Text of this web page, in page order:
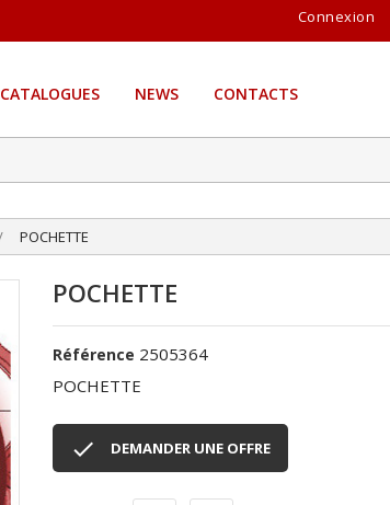
Connexion
CATALOGUES NEWS CONTACTS
POCHETTE
POCHETTE
Référence 2505364
POCHETTE
 DEMANDER UNE OFFRE